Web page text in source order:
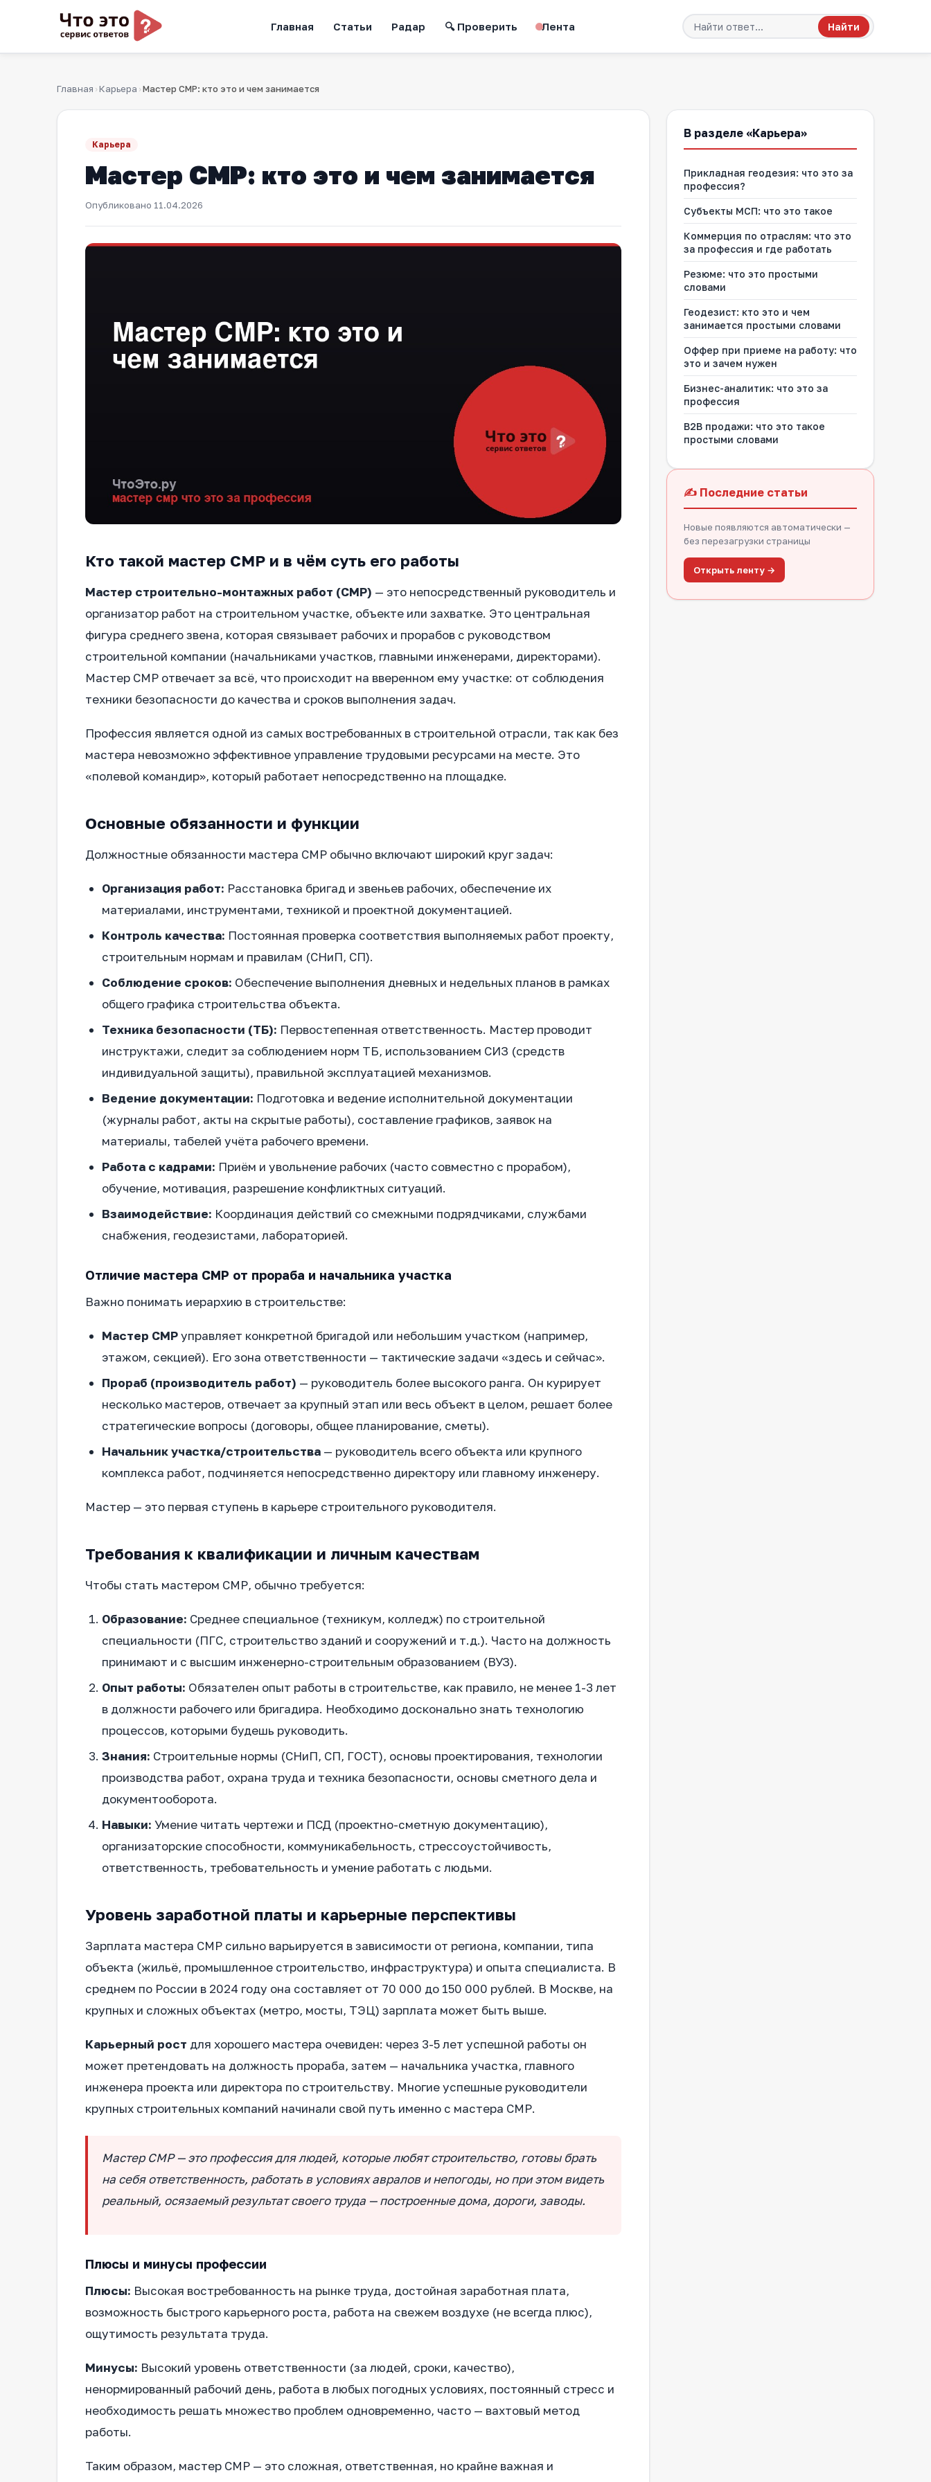
Главная Статьи Радар 🔍 Проверить Лента Найти
Главная › Карьера › Мастер СМР: кто это и чем занимается
Карьера
Мастер СМР: кто это и чем занимается
Опубликовано 11.04.2026
Кто такой мастер СМР и в чём суть его работы
Мастер строительно-монтажных работ (СМР) — это непосредственный руководитель и
организатор работ на строительном участке, объекте или захватке. Это центральная
фигура среднего звена, которая связывает рабочих и прорабов с руководством
строительной компании (начальниками участков, главными инженерами, директорами).
Мастер СМР отвечает за всё, что происходит на вверенном ему участке: от соблюдения
техники безопасности до качества и сроков выполнения задач.
Профессия является одной из самых востребованных в строительной отрасли, так как без
мастера невозможно эффективное управление трудовыми ресурсами на месте. Это
«полевой командир», который работает непосредственно на площадке.
Основные обязанности и функции
Должностные обязанности мастера СМР обычно включают широкий круг задач:
Организация работ: Расстановка бригад и звеньев рабочих, обеспечение их
материалами, инструментами, техникой и проектной документацией.
Контроль качества: Постоянная проверка соответствия выполняемых работ проекту,
строительным нормам и правилам (СНиП, СП).
Соблюдение сроков: Обеспечение выполнения дневных и недельных планов в рамках
общего графика строительства объекта.
Техника безопасности (ТБ): Первостепенная ответственность. Мастер проводит
инструктажи, следит за соблюдением норм ТБ, использованием СИЗ (средств
индивидуальной защиты), правильной эксплуатацией механизмов.
Ведение документации: Подготовка и ведение исполнительной документации
(журналы работ, акты на скрытые работы), составление графиков, заявок на
материалы, табелей учёта рабочего времени.
Работа с кадрами: Приём и увольнение рабочих (часто совместно с прорабом),
обучение, мотивация, разрешение конфликтных ситуаций.
Взаимодействие: Координация действий со смежными подрядчиками, службами
снабжения, геодезистами, лабораторией.
Отличие мастера СМР от прораба и начальника участка
Важно понимать иерархию в строительстве:
Мастер СМРуправляет конкретной бригадой или небольшим участком (например,
этажом, секцией). Его зона ответственности — тактические задачи «здесь и сейчас».
Прораб (производитель работ) — руководитель более высокого ранга. Он курирует
несколько мастеров, отвечает за крупный этап или весь объект в целом, решает более
стратегические вопросы (договоры, общее планирование, сметы).
Начальник участка/строительства — руководитель всего объекта или крупного
комплекса работ, подчиняется непосредственно директору или главному инженеру.
Мастер — это первая ступень в карьере строительного руководителя.
Требования к квалификации и личным качествам
Чтобы стать мастером СМР, обычно требуется:
Образование: Среднее специальное (техникум, колледж) по строительной
специальности (ПГС, строительство зданий и сооружений и т.д.). Часто на должность
принимают и с высшим инженерно-строительным образованием (ВУЗ).
Опыт работы: Обязателен опыт работы в строительстве, как правило, не менее 1-3 лет
в должности рабочего или бригадира. Необходимо досконально знать технологию
процессов, которыми будешь руководить.
Знания: Строительные нормы (СНиП, СП, ГОСТ), основы проектирования, технологии
производства работ, охрана труда и техника безопасности, основы сметного дела и
документооборота.
Навыки: Умение читать чертежи и ПСД (проектно-сметную документацию),
организаторские способности, коммуникабельность, стрессоустойчивость,
ответственность, требовательность и умение работать с людьми.
Уровень заработной платы и карьерные перспективы
Зарплата мастера СМР сильно варьируется в зависимости от региона, компании, типа
объекта (жильё, промышленное строительство, инфраструктура) и опыта специалиста. В
среднем по России в 2024 году она составляет от 70 000 до 150 000 рублей. В Москве, на
крупных и сложных объектах (метро, мосты, ТЭЦ) зарплата может быть выше.
Карьерный рост для хорошего мастера очевиден: через 3-5 лет успешной работы он
может претендовать на должность прораба, затем — начальника участка, главного
инженера проекта или директора по строительству. Многие успешные руководители
крупных строительных компаний начинали свой путь именно с мастера СМР.
Мастер СМР — это профессия для людей, которые любят строительство, готовы брать
на себя ответственность, работать в условиях авралов и непогоды, но при этом видеть
реальный, осязаемый результат своего труда — построенные дома, дороги, заводы.
Плюсы и минусы профессии
Плюсы: Высокая востребованность на рынке труда, достойная заработная плата,
возможность быстрого карьерного роста, работа на свежем воздухе (не всегда плюс),
ощутимость результата труда.
Минусы: Высокий уровень ответственности (за людей, сроки, качество),
ненормированный рабочий день, работа в любых погодных условиях, постоянный стресс и
необходимость решать множество проблем одновременно, часто — вахтовый метод
работы.
Таким образом, мастер СМР — это сложная, ответственная, но крайне важная и
В разделе «Карьера»
Прикладная геодезия: что это за
профессия?
Субъекты МСП: что это такое
Коммерция по отраслям: что это
за профессия и где работать
Резюме: что это простыми
словами
Геодезист: кто это и чем
занимается простыми словами
Оффер при приеме на работу: что
это и зачем нужен
Бизнес-аналитик: что это за
профессия
B2B продажи: что это такое
простыми словами
✍️ Последние статьи
Новые появляются автоматически —
без перезагрузки страницы
Открыть ленту →